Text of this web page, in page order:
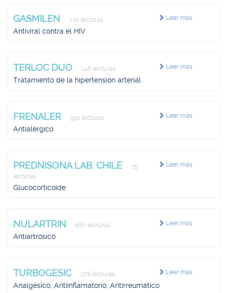
Leer más
GASMILEN 701 lecturas
Antiviral contra el HIV
Leer más
TERLOC DUO 146 lecturas
Tratamiento de la hipertensión arterial
Leer más
FRENALER 991 lecturas
Antialérgico
Leer más
PREDNISONA LAB. CHILE
25
lecturas
Glucocorticoide
Leer más
NULARTRIN 887 lecturas
Antiartrósico
Leer más
TURBOGESIC 278 lecturas
Analgésico, Antiinflamatorio, Antirreumático